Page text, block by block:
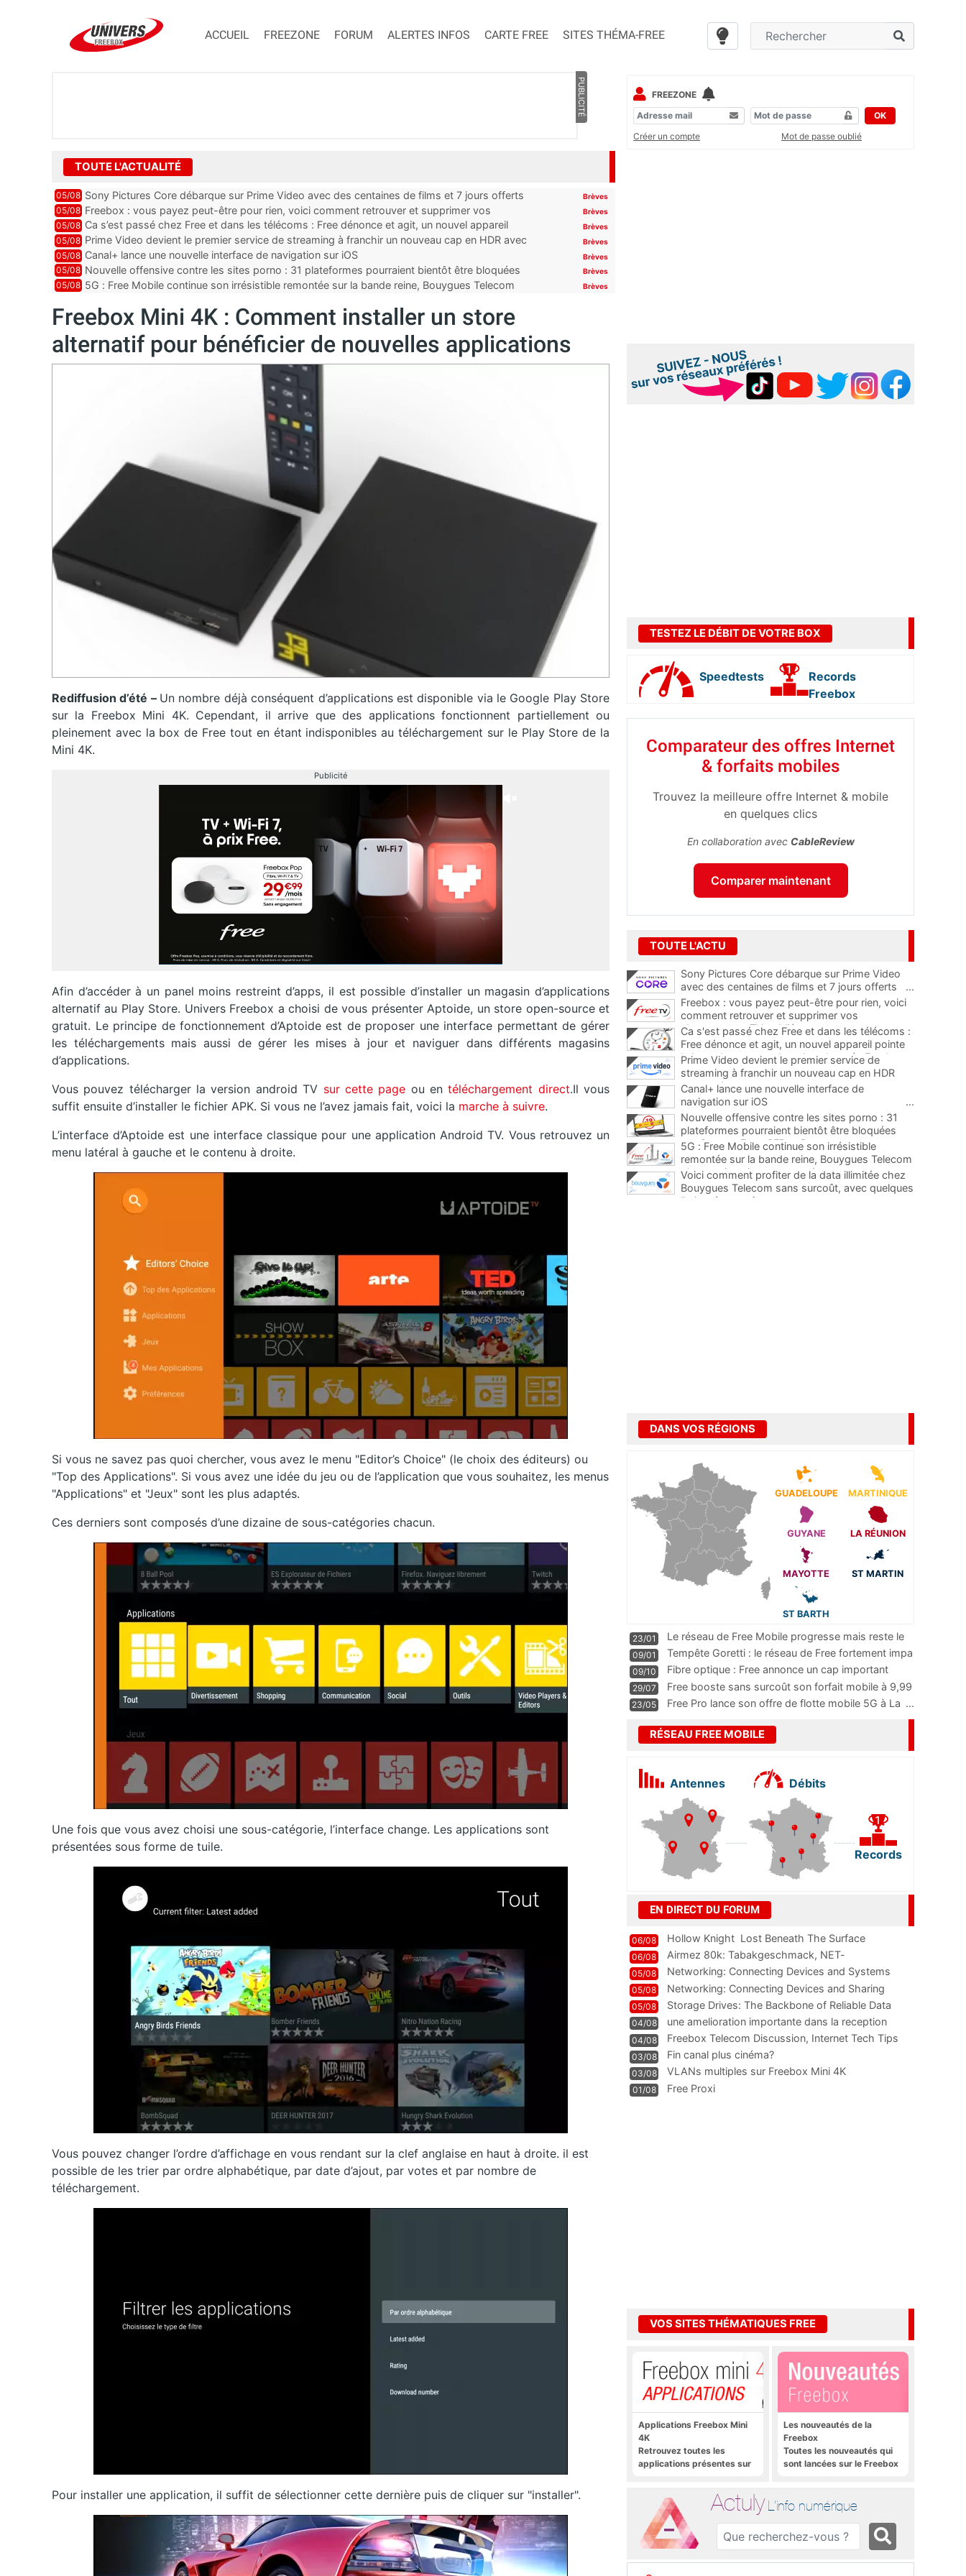
ACCUEIL FREEZONE FORUM ALERTES INFOS CARTE FREE SITES THÉMA-FREE
PUBLICITÉ
TOUTE L'ACTUALITÉ
05/08 Sony Pictures Core débarque sur Prime Video avec des centaines de films et 7 jours offerts Brèves
05/08 Freebox : vous payez peut-être pour rien, voici comment retrouver et supprimer vos
abonnements TV oubliés
Brèves
05/08 Ca s’est passé chez Free et dans les télécoms : Free dénonce et agit, un nouvel appareil
pointe le bout de...
Brèves
05/08 Prime Video devient le premier service de streaming à franchir un nouveau cap en HDR avec
ce lancement
Brèves
05/08 Canal+ lance une nouvelle interface de navigation sur iOS Brèves
05/08 Nouvelle offensive contre les sites porno : 31 plateformes pourraient bientôt être bloquées
par Orange, Free, SF...
Brèves
05/08 5G : Free Mobile continue son irrésistible remontée sur la bande reine, Bouygues Telecom
Brèves
Freebox Mini 4K : Comment installer un store
alternatif pour bénéficier de nouvelles applications
Rediffusion d’été – Un nombre déjà conséquent d’applications est disponible via le Google Play Store
sur la Freebox Mini 4K. Cependant, il arrive que des applications fonctionnent partiellement ou
pleinement avec la box de Free tout en étant indisponibles au téléchargement sur le Play Store de la
Mini 4K.
Publicité
Afin d’accéder à un panel moins restreint d’apps, il est possible d’installer un magasin d’applications
alternatif au Play Store. Univers Freebox a choisi de vous présenter Aptoide, un store open-source et
gratuit. Le principe de fonctionnement d’Aptoide est de proposer une interface permettant de gérer
les téléchargements mais aussi de gérer les mises à jour et naviguer dans différents magasins
d’applications.
Vous pouvez télécharger la version android TV sur cette page ou entéléchargement direct.Il vous
suffit ensuite d’installer le fichier APK. Si vous ne l’avez jamais fait, voici la marche à suivre.
L’interface d’Aptoide est une interface classique pour une application Android TV. Vous retrouvez un
menu latéral à gauche et le contenu à droite.
Si vous ne savez pas quoi chercher, vous avez le menu "Editor’s Choice" (le choix des éditeurs) ou
"Top des Applications". Si vous avez une idée du jeu ou de l’application que vous souhaitez, les menus
"Applications" et "Jeux" sont les plus adaptés.
Ces derniers sont composés d’une dizaine de sous-catégories chacun.
Une fois que vous avez choisi une sous-catégorie, l’interface change. Les applications sont
présentées sous forme de tuile.
Vous pouvez changer l’ordre d’affichage en vous rendant sur la clef anglaise en haut à droite. il est
possible de les trier par ordre alphabétique, par date d’ajout, par votes et par nombre de
téléchargement.
Pour installer une application, il suffit de sélectionner cette dernière puis de cliquer sur "installer".
FREEZONE
OK
Créer un compte
Mot de passe oublié
TESTEZ LE DÉBIT DE VOTRE BOX
Speedtests
Records
Freebox
Comparateur des offres Internet
& forfaits mobiles
Trouvez la meilleure offre Internet & mobile
en quelques clics
En collaboration avec CableReview
Comparer maintenant
TOUTE L'ACTU
Sony Pictures Core débarque sur Prime Video
avec des centaines de films et 7 jours offerts
...
Freebox : vous payez peut-être pour rien, voici
comment retrouver et supprimer vos
abonnements TV oubliés
...
Ca s'est passé chez Free et dans les télécoms :
Free dénonce et agit, un nouvel appareil pointe
le bout de son nez chez des abonnés Freebox...
Prime Video devient le premier service de
streaming à franchir un nouveau cap en HDR
avec ce lancement
Canal+ lance une nouvelle interface de
navigation sur iOS
...
Nouvelle offensive contre les sites porno : 31
plateformes pourraient bientôt être bloquées
par Orange, Free, SFR et Bouygues
5G : Free Mobile continue son irrésistible
remontée sur la bande reine, Bouygues Telecom
plus que jamais sous pression
Voici comment profiter de la data illimitée chez
Bouygues Telecom sans surcoût, avec quelques
limites à connaître
DANS VOS RÉGIONS
GUADELOUPE MARTINIQUE
GUYANE LA RÉUNION
MAYOTTE ST MARTIN
ST BARTH
23/01
Le réseau de Free Mobile progresse mais reste le
m
...
09/01
Tempête Goretti : le réseau de Free fortement impa
09/10
Fibre optique : Free annonce un cap important
pass
...
29/07
Free booste sans surcoût son forfait mobile à 9,99
23/05 Free Pro lance son offre de flotte mobile 5G à La ...
RÉSEAU FREE MOBILE
Antennes Débits
Records
EN DIRECT DU FORUM
06/08 Hollow Knight  Lost Beneath The Surface
06/08
Airmez 80k: Tabakgeschmack, NET-
Technologie und Leistung im
05/08 Networking: Connecting Devices and Systems
05/08
Networking: Connecting Devices and Sharing
Information
05/08
Storage Drives: The Backbone of Reliable Data
Management
04/08
une amelioration importante dans la reception
WIFI
04/08
Freebox Telecom Discussion, Internet Tech Tips
Communi
03/08 Fin canal plus cinéma?
03/08 VLANs multiples sur Freebox Mini 4K
01/08 Free Proxi
VOS SITES THÉMATIQUES FREE
Applications Freebox Mini
4K
Retrouvez toutes les
applications présentes sur
Les nouveautés de la
Freebox
Toutes les nouveautés qui
sont lancées sur le Freebox
Actuly L'info numérique